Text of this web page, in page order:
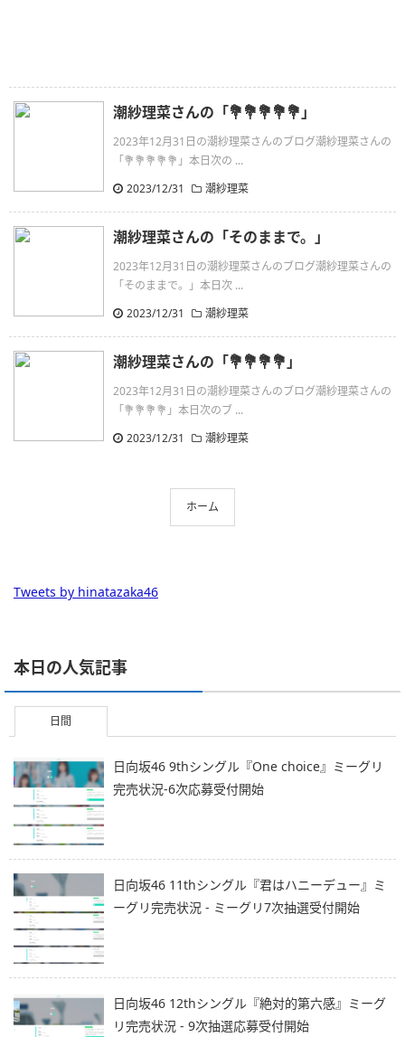
潮紗理菜さんの「💐💐💐💐💐」
2023年12月31日の潮紗理菜さんのブログ潮紗理菜さんの
「💐💐💐💐💐」本日次の ...
2023/12/31
潮紗理菜
潮紗理菜さんの「そのままで。」
2023年12月31日の潮紗理菜さんのブログ潮紗理菜さんの
「そのままで。」本日次 ...
2023/12/31
潮紗理菜
潮紗理菜さんの「💐💐💐💐」
2023年12月31日の潮紗理菜さんのブログ潮紗理菜さんの
「💐💐💐💐」本日次のブ ...
2023/12/31
潮紗理菜
ホーム
Tweets by hinatazaka46
本日の人気記事
日間
日向坂46 9thシングル『One choice』ミーグリ
完売状況-6次応募受付開始
日向坂46 11thシングル『君はハニーデュー』ミ
ーグリ完売状況 - ミーグリ7次抽選受付開始
日向坂46 12thシングル『絶対的第六感』ミーグ
リ完売状況 - 9次抽選応募受付開始